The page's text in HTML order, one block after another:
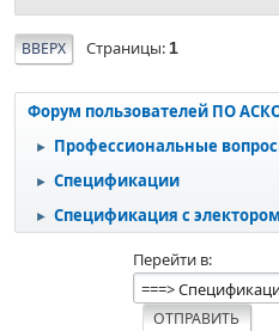
ВВЕРХ Страницы 1
Форум пользователей ПО
► Профессиональные
► Спецификации
► Спецификация с
Перейти в